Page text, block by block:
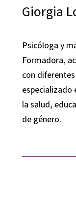
Giorgia
Psicóloga y
Formadora,
con
especializado
la salud,
de género.